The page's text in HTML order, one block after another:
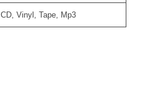
CD, Vinyl, Tape, Mp3